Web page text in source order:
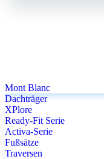
Mont Blanc
Dachträger
XPlore
Ready-Fit Serie
Activa-Serie
Fußsätze
Traversen